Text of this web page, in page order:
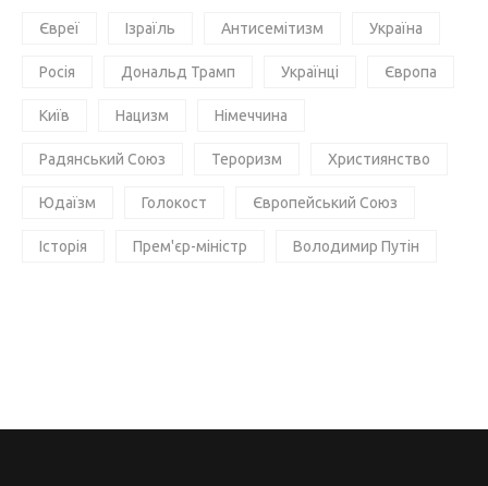
Євреї Ізраїль Антисемітизм Україна
Росія Дональд Трамп Українці Європа
Київ Нацизм Німеччина
Радянський Союз Тероризм Християнство
Юдаїзм Голокост Європейський Союз
Історія Прем'єр-міністр Володимир Путін